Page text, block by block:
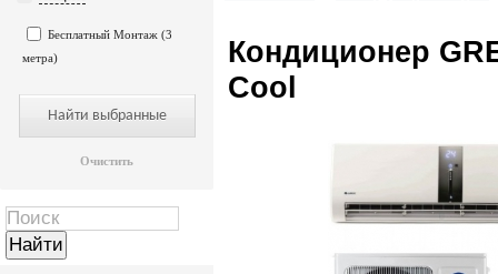
Бесплатный Монтаж (3
метра)
Очистить
Кондиционер
Cool